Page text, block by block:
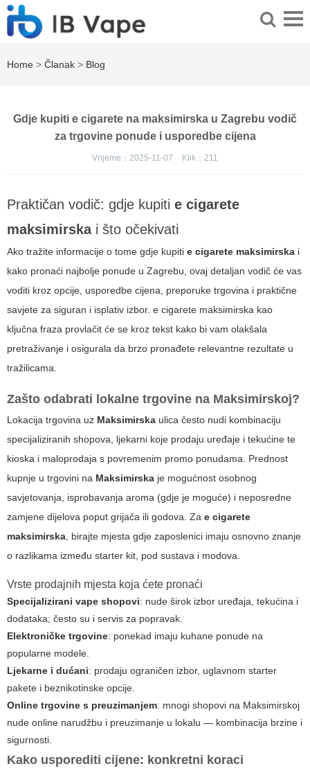
Home > Članak > Blog
Gdje kupiti e cigarete na maksimirska u Zagrebu vodič
za trgovine ponude i usporedbe cijena
Vrijeme：2025-11-07 Klik： 211
Praktičan vodič: gdje kupiti e cigarete
maksimirskai što očekivati
Ako tražite informacije o tome gdje kupiti e cigarete maksimirska i
kako pronaći najbolje ponude u Zagrebu, ovaj detaljan vodič će vas
voditi kroz opcije, usporedbe cijena, preporuke trgovina i praktične
savjete za siguran i isplativ izbor. e cigarete maksimirska kao
ključna fraza provlačit će se kroz tekst kako bi vam olakšala
pretraživanje i osigurala da brzo pronađete relevantne rezultate u
tražilicama.
Zašto odabrati lokalne trgovine na Maksimirskoj?
Lokacija trgovina uz Maksimirska ulica često nudi kombinaciju
specijaliziranih shopova, ljekarni koje prodaju uređaje i tekućine te
kioska i maloprodaja s povremenim promo ponudama. Prednost
kupnje u trgovini na Maksimirska je mogućnost osobnog
savjetovanja, isprobavanja aroma (gdje je moguće) i neposredne
zamjene dijelova poput grijača ili godova. Za e cigarete
maksimirska, birajte mjesta gdje zaposlenici imaju osnovno znanje
o razlikama između starter kit, pod sustava i modova.
Vrste prodajnih mjesta koja ćete pronaći
Specijalizirani vape shopovi: nude širok izbor uređaja, tekućina i
dodataka; često su i servis za popravak.
Elektroničke trgovine: ponekad imaju kuhane ponude na
popularne modele.
Ljekarne i dućani: prodaju ograničen izbor, uglavnom starter
pakete i beznikotinske opcije.
Online trgovine s preuzimanjem: mnogi shopovi na Maksimirskoj
nude online narudžbu i preuzimanje u lokalu — kombinacija brzine i
sigurnosti.
Kako usporediti cijene: konkretni koraci